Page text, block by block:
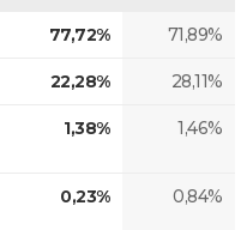
77,72% 71,89%
22,28% 28,11%
1,38% 1,46%
0,23% 0,84%